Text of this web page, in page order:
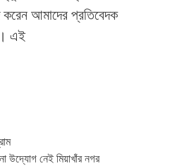
করেন আমাদের প্রতিবেদক
এই
উদ্যোগ নেই মিয়াখাঁর নগর